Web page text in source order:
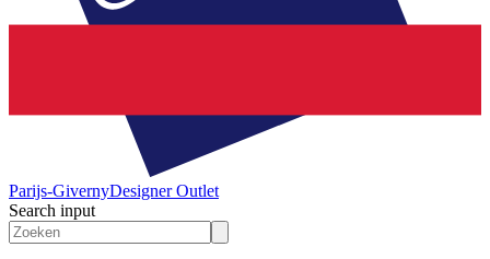
Parijs-GivernyDesigner Outlet
Search input